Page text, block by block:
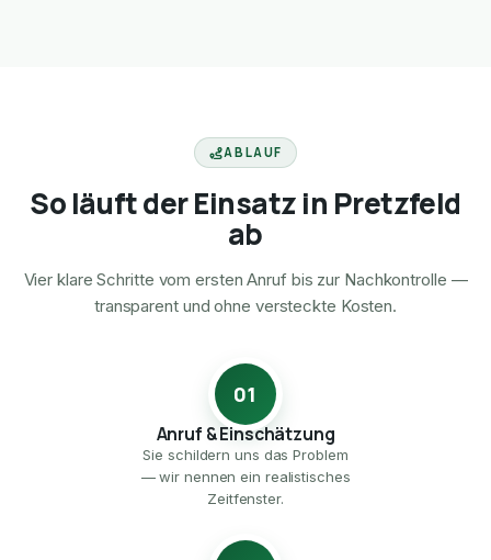
ABLAUF
So läuft der Einsatz in Pretzfeld
ab
Vier klare Schritte vom ersten Anruf bis zur Nachkontrolle —
transparent und ohne versteckte Kosten.
01
Anruf & Einschätzung
Sie schildern uns das Problem
— wir nennen ein realistisches
Zeitfenster.